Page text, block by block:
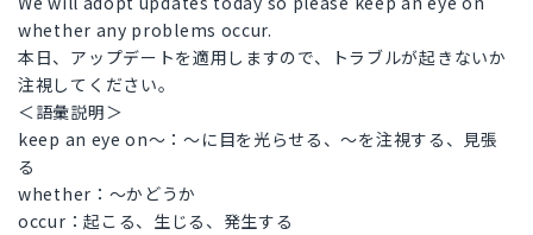
whether any problems occur.
本日、アップデートを適用しますので、トラブルが起きないか
注視してください。
＜語彙説明＞
keep an eye on～：～に目を光らせる、～を注視する、見張
る
whether：～かどうか
occur：起こる、生じる、発生する